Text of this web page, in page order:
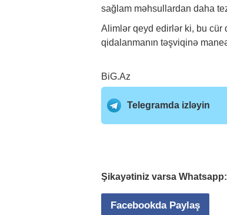
sağlam məhsullardan daha
Alimlər qeyd edirlər ki, bu cür
qidalanmanın təşviqinə
BiG.Az
Telegramda izləyin
Şikayətiniz varsa Whatsapp:
Facebookda Paylaş